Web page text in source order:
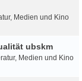
Medien und Kino
ubskm
Medien und Kino